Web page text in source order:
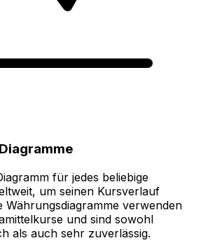
für jedes beliebige
um seinen Kursverlauf
Währungsdiagramme verwenden
und sind sowohl
als auch sehr zuverlässig.